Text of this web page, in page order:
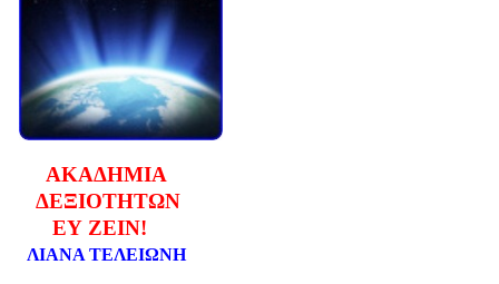
ΑΚΑΔΗΜΙΑ
ΔΕΞΙΟΤΗΤΩΝ
ΕΥ ΖΕΙΝ!
ΛΙΑΝΑ ΤΕΛΕΙΩΝΗ